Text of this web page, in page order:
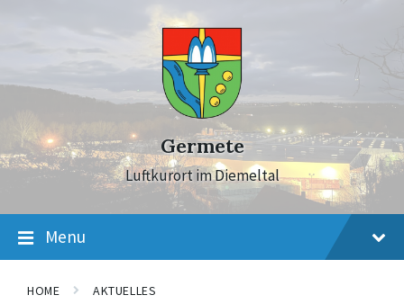
Germete
Luftkurort im Diemeltal
Menu
HOME AKTUELLES